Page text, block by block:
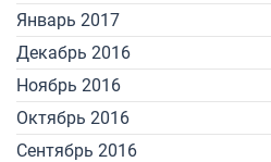
Январь 2017
Декабрь 2016
Ноябрь 2016
Октябрь 2016
Сентябрь 2016